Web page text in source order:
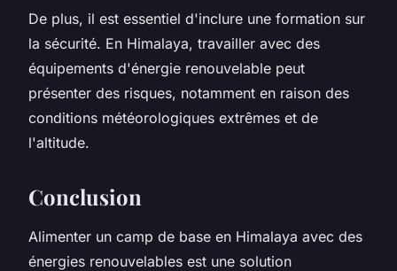
De plus, il est essentiel d'inclure une formation sur
la sécurité. En Himalaya, travailler avec des
équipements d'énergie renouvelable peut
présenter des risques, notamment en raison des
conditions météorologiques extrêmes et de
l'altitude.
Conclusion
Alimenter un camp de base en Himalaya avec des
énergies renouvelables est une solution